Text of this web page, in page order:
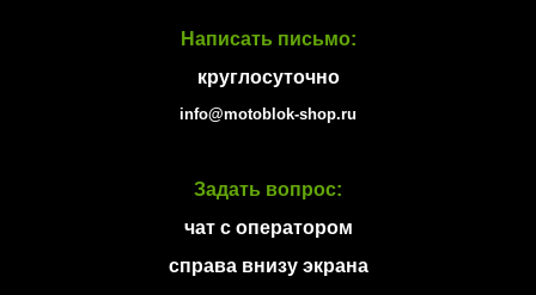
Написать письмо:
круглосуточно
info@motoblok-shop.ru
Задать вопрос:
чат с оператором
справа внизу экрана